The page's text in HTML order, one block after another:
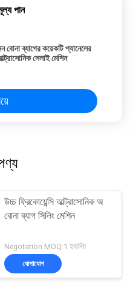
পান
বোনা ব্যাগের কয়েকটি প্যানেলের
সেলাই মেশিন
উচ্চ ফ্রিকোয়েন্সি আল্ট্রাসোনিক অ
বোনা ব্যাগ সিলিং মেশিন
Negotation MOQ:1 ইউনিট
যোগাযোগ